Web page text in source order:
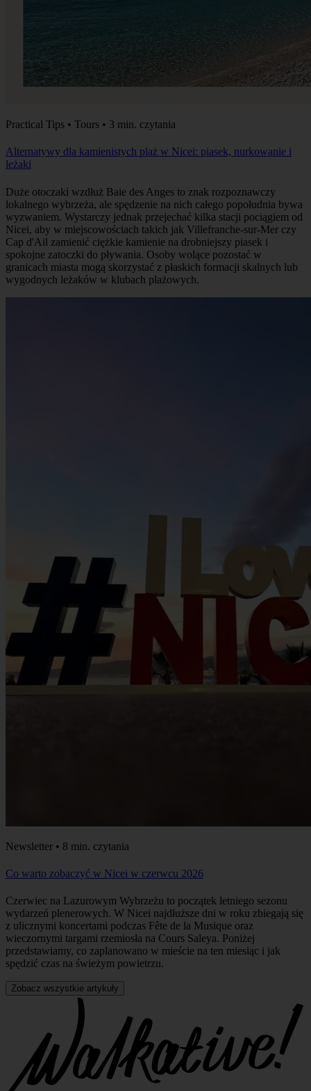
Practical Tips • Tours • 3 min. czytania
Alternatywy dla kamienistych plaż w Nicei: piasek, nurkowanie i
leżaki
Duże otoczaki wzdłuż Baie des Anges to znak rozpoznawczy
lokalnego wybrzeża, ale spędzenie na nich całego popołudnia bywa
wyzwaniem. Wystarczy jednak przejechać kilka stacji pociągiem od
Nicei, aby w miejscowościach takich jak Villefranche-sur-Mer czy
Cap d'Ail zamienić ciężkie kamienie na drobniejszy piasek i
spokojne zatoczki do pływania. Osoby wolące pozostać w
granicach miasta mogą skorzystać z płaskich formacji skalnych lub
wygodnych leżaków w klubach plażowych.
Newsletter • 8 min. czytania
Co warto zobaczyć w Nicei w czerwcu 2026
Czerwiec na Lazurowym Wybrzeżu to początek letniego sezonu
wydarzeń plenerowych. W Nicei najdłuższe dni w roku zbiegają się
z ulicznymi koncertami podczas Fête de la Musique oraz
wieczornymi targami rzemiosła na Cours Saleya. Poniżej
przedstawiamy, co zaplanowano w mieście na ten miesiąc i jak
spędzić czas na świeżym powietrzu.
Zobacz wszystkie artykuły